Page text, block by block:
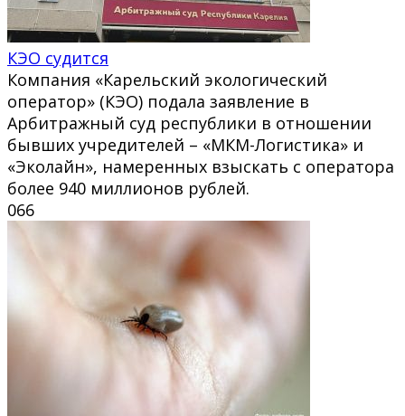
КЭО судится
Компания «Карельский экологический
оператор» (КЭО) подала заявление в
Арбитражный суд республики в отношении
бывших учредителей – «МКМ-Логистика» и
«Эколайн», намеренных взыскать с оператора
более 940 миллионов рублей.
066